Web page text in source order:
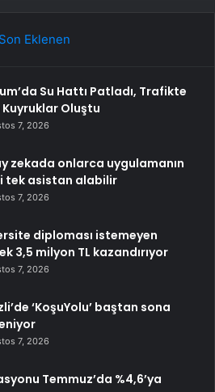
Son Eklenen
Su Hattı Patladı, Trafikte
Kuyruklar Oluştu
7, 2026
zekada onlarca uygulamanın
tek asistan alabilir
7, 2026
diploması istemeyen
3,5 milyon TL kazandırıyor
7, 2026
‘KoşuYolu’ baştan sona
7, 2026
Temmuz’da %4,6’ya